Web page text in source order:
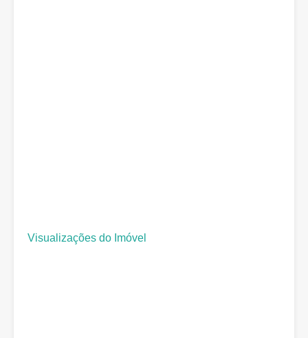
Visualizações do Imóvel